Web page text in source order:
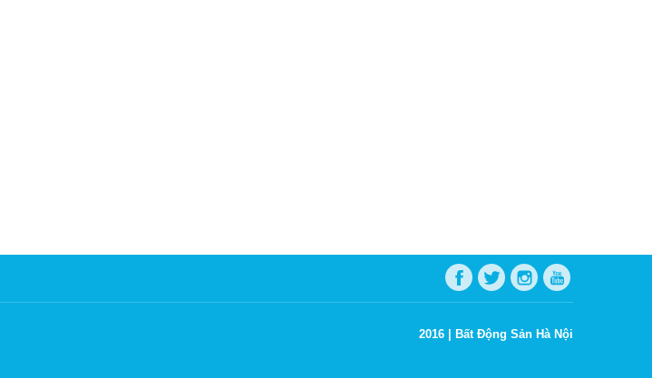
2016 | Bất Động Sản Hà Nội